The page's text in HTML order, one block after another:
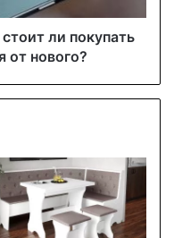
ли покупать
от нового?